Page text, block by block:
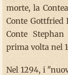
morte, la
Conte Gottfried
Conte
prima volta nel
Nel 1294, i